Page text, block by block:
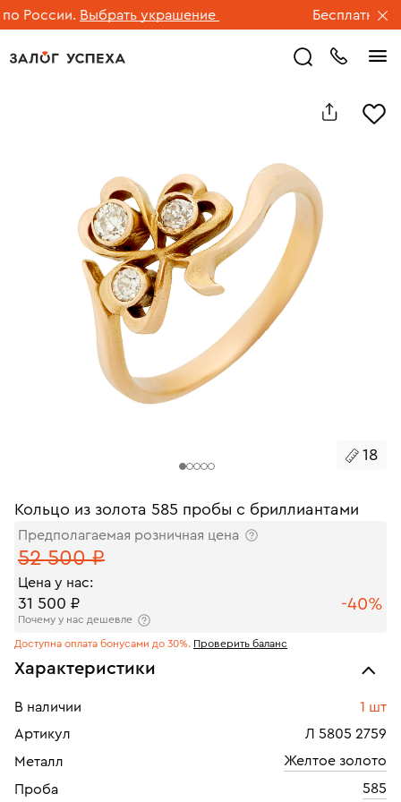
России. Выбрать украшение Бесплатная
18
Кольцо из золота 585 пробы с бриллиантами
Предполагаемая розничная цена
52 500 ₽
Цена у нас:
31 500 ₽ -40%
Почему у нас дешевле
Доступна оплата бонусами до 30%. Проверить баланс
Характеристики
В наличии
1 шт
Артикул
Л 5805 2759
Металл
Желтое золото
Проба
585